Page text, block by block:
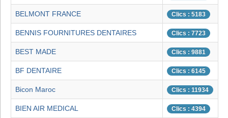
BELMONT FRANCE Clics : 5183
BENNIS FOURNITURES DENTAIRES Clics : 7723
BEST MADE Clics : 9881
BF DENTAIRE Clics : 6145
Bicon Maroc Clics : 11934
BIEN AIR MEDICAL Clics : 4394